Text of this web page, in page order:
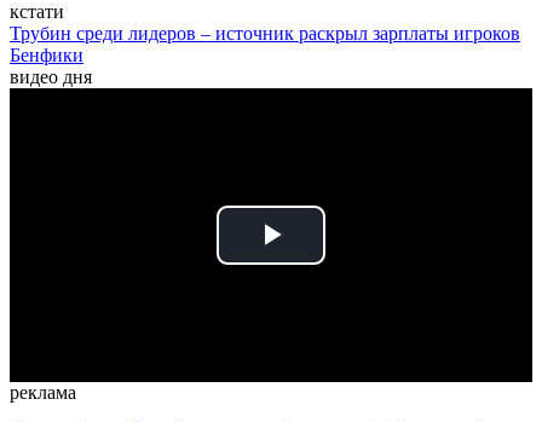
кстати
Трубин среди лидеров – источник раскрыл зарплаты игроков
Бенфики
видео дня
Play
реклама